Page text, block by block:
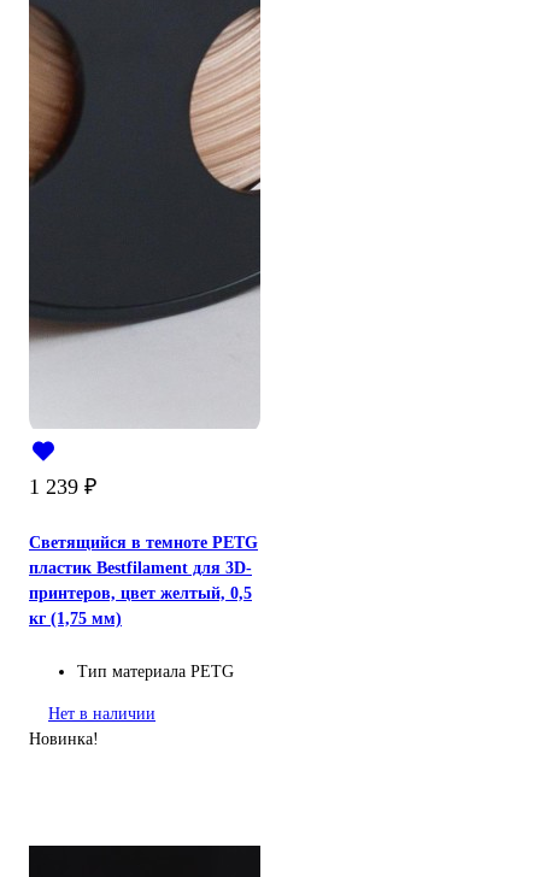
1 239 ₽
Светящийся в темноте PETG
пластик Bestfilament для 3D-
принтеров, цвет желтый, 0,5
кг (1,75 мм)
Тип материала PETG
Нет в наличии
Новинка!